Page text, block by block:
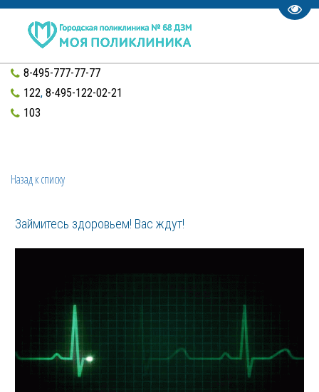
8-495-777-77-77
122, 8-495-122-02-21
103
Назад к списку
Займитесь здоровьем! Вас ждут!